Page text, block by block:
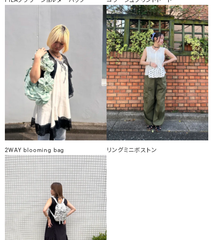
2WAY blooming bag リングミニボストン